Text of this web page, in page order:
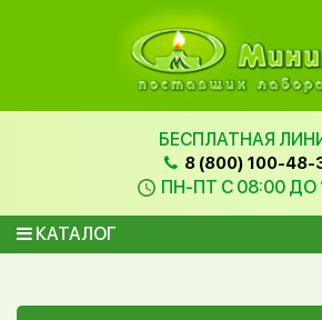
БЕСПЛАТНАЯ
8 (800) 100-48-
ПН-ПТ С 08:00 ДО
КАТАЛОГ